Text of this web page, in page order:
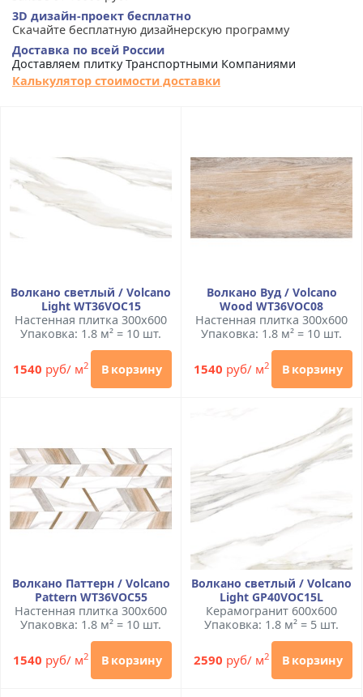
3D дизайн-проект бесплатно
Скачайте бесплатную дизайнерскую программу
Доставка по всей России
Доставляем плитку Транспортными Компаниями
Калькулятор стоимости доставки
Волкано светлый / Volcano
Light WT36VOC15
Настенная плитка 300x600
Упаковка: 1.8 м² = 10 шт.
1540 руб/ м2 В корзину
Волкано Вуд / Volcano
Wood WT36VOC08
Настенная плитка 300x600
Упаковка: 1.8 м² = 10 шт.
1540 руб/ м2 В корзину
Волкано Паттерн / Volcano
Pattern WT36VOC55
Настенная плитка 300x600
Упаковка: 1.8 м² = 10 шт.
1540 руб/ м2 В корзину
Волкано светлый / Volcano
Light GP40VOC15L
Керамогранит 600x600
Упаковка: 1.8 м² = 5 шт.
2590 руб/ м2 В корзину